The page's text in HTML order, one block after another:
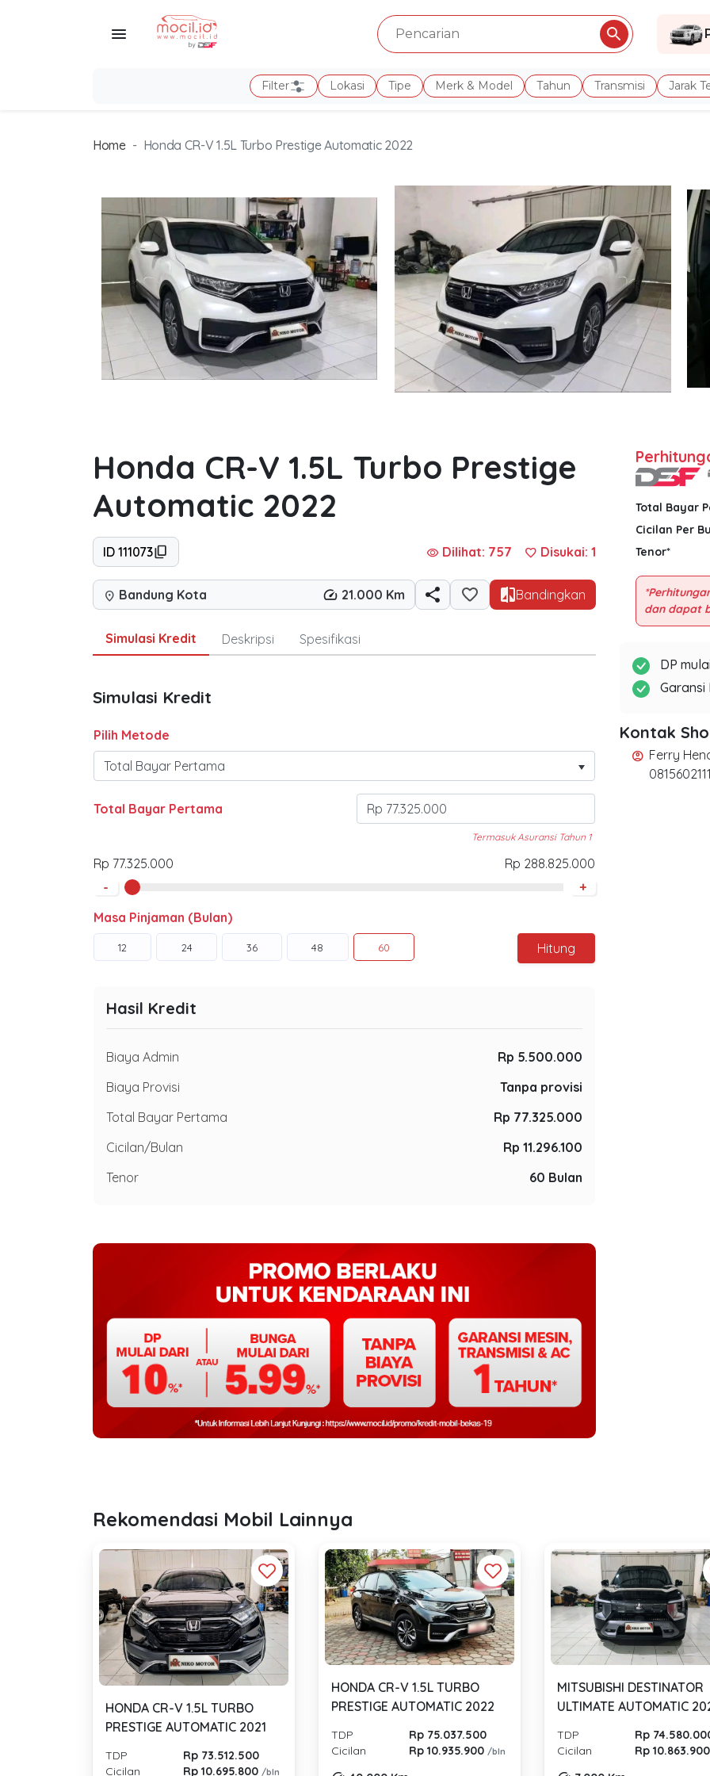
Filter Lokasi Tipe Merk & Model Tahun Transmisi Jarak
Home Honda CR-V 1.5L Turbo Prestige Automatic 2022
Honda CR-V 1.5L Turbo Prestige
Automatic 2022
ID 111073 visibility Dilihat: 757 favorite Disukai: 1
location_on Bandung Kota 21.000 Km Bandingkan
Simulasi Kredit Deskripsi Spesifikasi
Simulasi Kredit
Pilih Metode
Total Bayar Pertama
Termasuk Asuransi Tahun 1
Rp 77.325.000
Rp 288.825.000
-
+
Masa Pinjaman (Bulan)
12 24 36 48 60 Hitung
Hasil Kredit
Biaya Admin
Rp 5.500.000
Biaya Provisi
Tanpa provisi
Total Bayar Pertama
Rp 77.325.000
Cicilan/Bulan
Rp 11.296.100
Tenor
60 Bulan
Total Bayar
Cicilan Per
Tenor*
DP
Garansi
Kontak
account_circle Ferry
Rekomendasi Mobil Lainnya
HONDA CR-V 1.5L TURBO
PRESTIGE AUTOMATIC 2021
TDP
Rp 73.512.500
Cicilan
Rp 10.695.800/bln
HONDA CR-V 1.5L TURBO
PRESTIGE AUTOMATIC 2022
TDP
Rp 75.037.500
Cicilan
Rp 10.935.900/bln
MITSUBISHI DESTINATOR
ULTIMATE AUTOMATIC
TDP
Rp
Cicilan
Rp